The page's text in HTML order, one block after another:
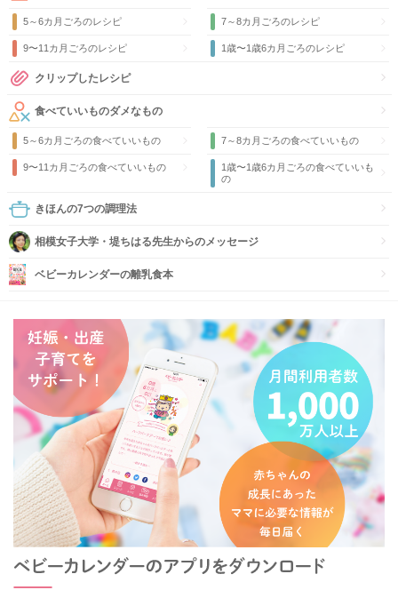
5～6カ月ごろのレシピ 7～8カ月ごろのレシピ
9〜11カ月ごろのレシピ 1歳〜1歳6カ月ごろのレシピ
クリップしたレシピ
食べていいものダメなもの
5～6カ月ごろの食べていいもの 7～8カ月ごろの食べていいもの
9〜11カ月ごろの食べていいもの
1歳〜1歳6カ月ごろの食べていいも
の
きほんの7つの調理法
相模女子大学・堤ちはる先生からのメッセージ
ベビーカレンダーの離乳食本